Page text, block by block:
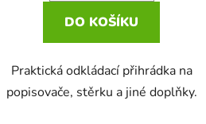
DO KOŠÍKU
Praktická odkládací přihrádka na
popisovače, stěrku a jiné doplňky.